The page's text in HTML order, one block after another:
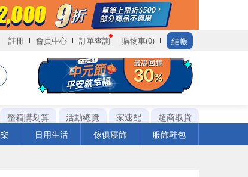
註冊 會員中心 訂單查詢 購物車(0) 結帳
整箱購划算 活動總覽 家速配
超商取貨
日用生活 傢俱寢飾 服飾鞋包